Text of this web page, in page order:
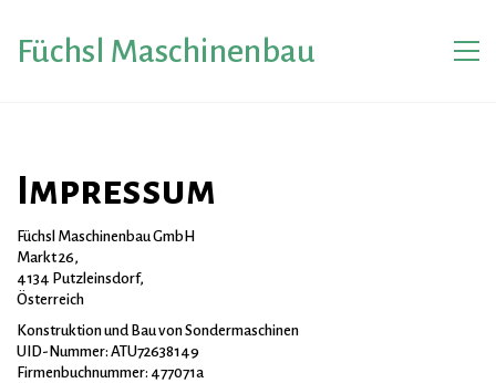
Füchsl Maschinenbau
Impressum
Füchsl Maschinenbau GmbH
Markt 26,
4134 Putzleinsdorf,
Österreich
Konstruktion und Bau von Sondermaschinen
UID-Nummer: ATU72638149
Firmenbuchnummer: 477071a